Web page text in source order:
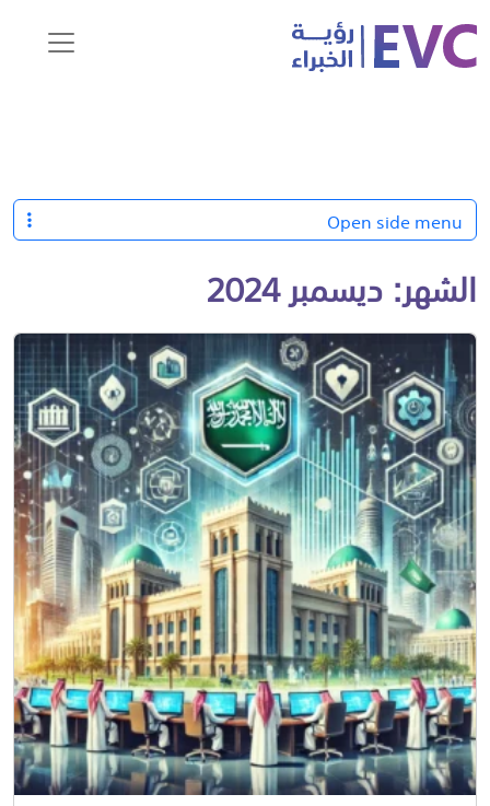
الشهر:ديسمبر 2024
Open side menu